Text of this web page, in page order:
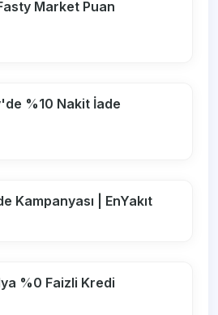
Market Puan
%10 Nakit İade
Kampanyası | EnYakıt
%0 Faizli Kredi